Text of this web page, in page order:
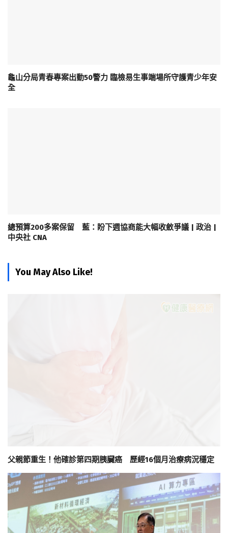
龜山分局青春專案出動50警力 臨檢易生事端場所守護青少年安
全
總預算200多案保留 藍：盼下週協商能大幅收斂爭議 | 政治 |
中央社 CNA
You May Also Like!
父親節重生！他確診第四期胰臟癌 歷經16個月治療病況穩定